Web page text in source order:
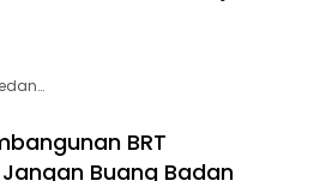
BRT
Jangan Buang Badan